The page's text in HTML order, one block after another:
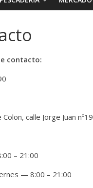
contacto:
calle Jorge Juan
– 21:00
— 8:00 – 21:00